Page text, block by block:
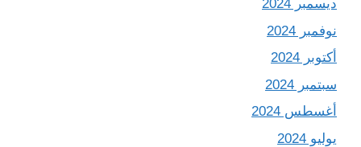
ديسمبر 2024
نوفمبر 2024
أكتوبر 2024
سبتمبر 2024
أغسطس 2024
يوليو 2024